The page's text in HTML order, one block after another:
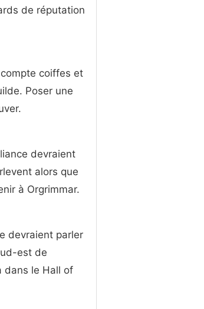
de réputation
coiffes et
Poser une
devraient
alors que
à Orgrimmar.
devraient parler
est de
dans le Hall of